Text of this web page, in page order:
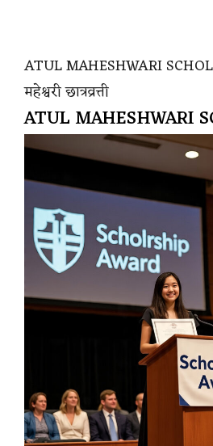
ATUL MAHESHWARI
महेश्वरी छात्रव्रत्ती
ATUL MAHESHWARI